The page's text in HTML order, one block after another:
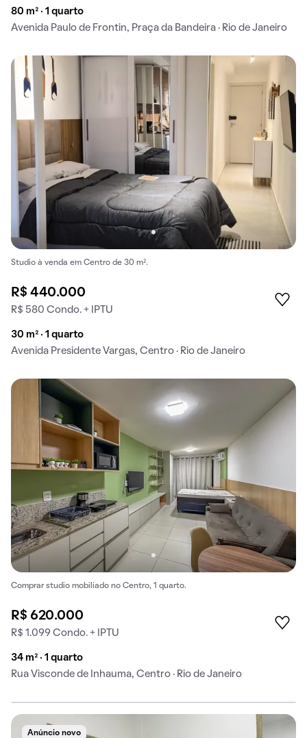
80 m² · 1 quarto
Avenida Paulo de Frontin, Praça da Bandeira · Rio de Janeiro
Studio à venda em Centro de 30 m².
R$ 440.000
R$ 580 Condo. + IPTU
30 m² · 1 quarto
Avenida Presidente Vargas, Centro · Rio de Janeiro
Comprar studio mobiliado no Centro, 1 quarto.
R$ 620.000
R$ 1.099 Condo. + IPTU
34 m² · 1 quarto
Rua Visconde de Inhauma, Centro · Rio de Janeiro
Anúncio novo